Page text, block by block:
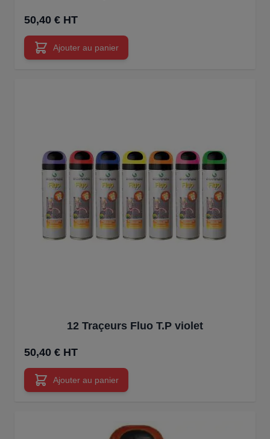
50,40 € HT
Ajouter au panier
12 Traçeurs Fluo T.P violet
50,40 € HT
Ajouter au panier